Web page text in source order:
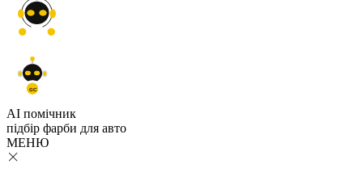
GC
AI помічник
підбір фарби для авто
МЕНЮ